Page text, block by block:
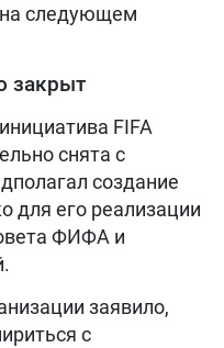
следующем
закрыт
FIFA
снята с
создание
для его реализации
ФИФА и
заявило,
с